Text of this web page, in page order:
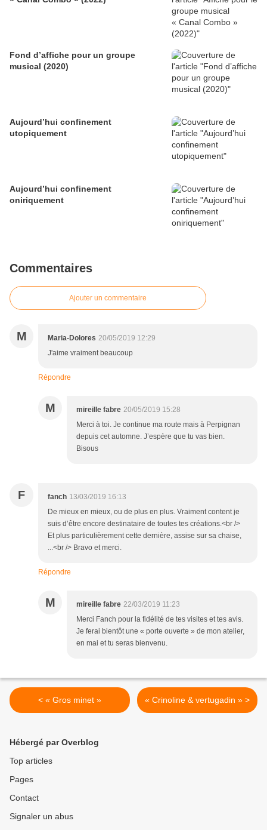
Fond d’affiche pour un groupe
musical (2020)
Aujourd’hui confinement
utopiquement
Aujourd’hui confinement
oniriquement
Commentaires
Ajouter un commentaire
M Maria-Dolores 20/05/2019 12:29
J'aime vraiment beaucoup
Répondre
M mireille fabre 20/05/2019 15:28
Merci à toi. Je continue ma route mais à Perpignan
depuis cet automne. J’espère que tu vas bien.
Bisous
F fanch 13/03/2019 16:13
De mieux en mieux, ou de plus en plus. Vraiment content je
suis d’être encore destinataire de toutes tes créations.<br />
Et plus particulièrement cette dernière, assise sur sa chaise,
...<br /> Bravo et merci.
Répondre
M mireille fabre 22/03/2019 11:23
Merci Fanch pour la fidélité de tes visites et tes avis.
Je ferai bientôt une « porte ouverte » de mon atelier,
en mai et tu seras bienvenu.
< « Gros minet » « Crinoline & vertugadin » >
Hébergé par Overblog
Top articles
Pages
Contact
Signaler un abus